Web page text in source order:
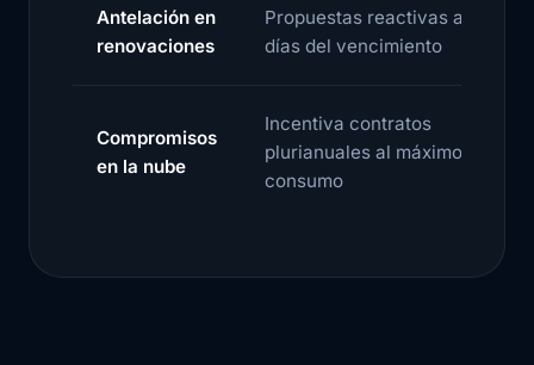
Antelación en
renovaciones
Propuestas reactivas a 30
días del vencimiento
Compromisos
en la nube
Incentiva contratos
plurianuales al máximo
consumo